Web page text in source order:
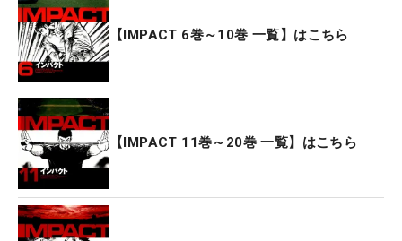
【IMPACT 6巻～10巻 一覧】はこちら
【IMPACT 11巻～20巻 一覧】はこちら